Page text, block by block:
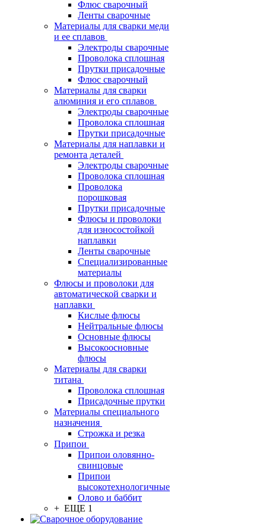
Флюс сварочный
Ленты сварочные
Материалы для сварки меди
и ее сплавов
Электроды сварочные
Проволока сплошная
Прутки присадочные
Флюс сварочный
Материалы для сварки
алюминия и его сплавов
Электроды сварочные
Проволока сплошная
Прутки присадочные
Материалы для наплавки и
ремонта деталей
Электроды сварочные
Проволока сплошная
Проволока
порошковая
Прутки присадочные
Флюсы и проволоки
для износостойкой
наплавки
Ленты сварочные
Специализированные
материалы
Флюсы и проволоки для
автоматической сварки и
наплавки
Кислые флюсы
Нейтральные флюсы
Основные флюсы
Высокоосновные
флюсы
Материалы для сварки
титана
Проволока сплошная
Присадочные прутки
Материалы специального
назначения
Строжка и резка
Припои
Припои оловянно-
свинцовые
Припои
высокотехнологичные
Олово и баббит
+ ЕЩЕ 1